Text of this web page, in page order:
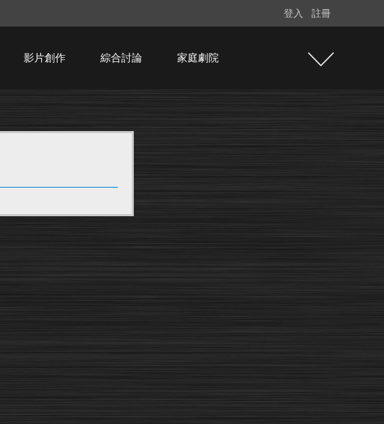
登入 註冊
影片創作 綜合討論 家庭劇院